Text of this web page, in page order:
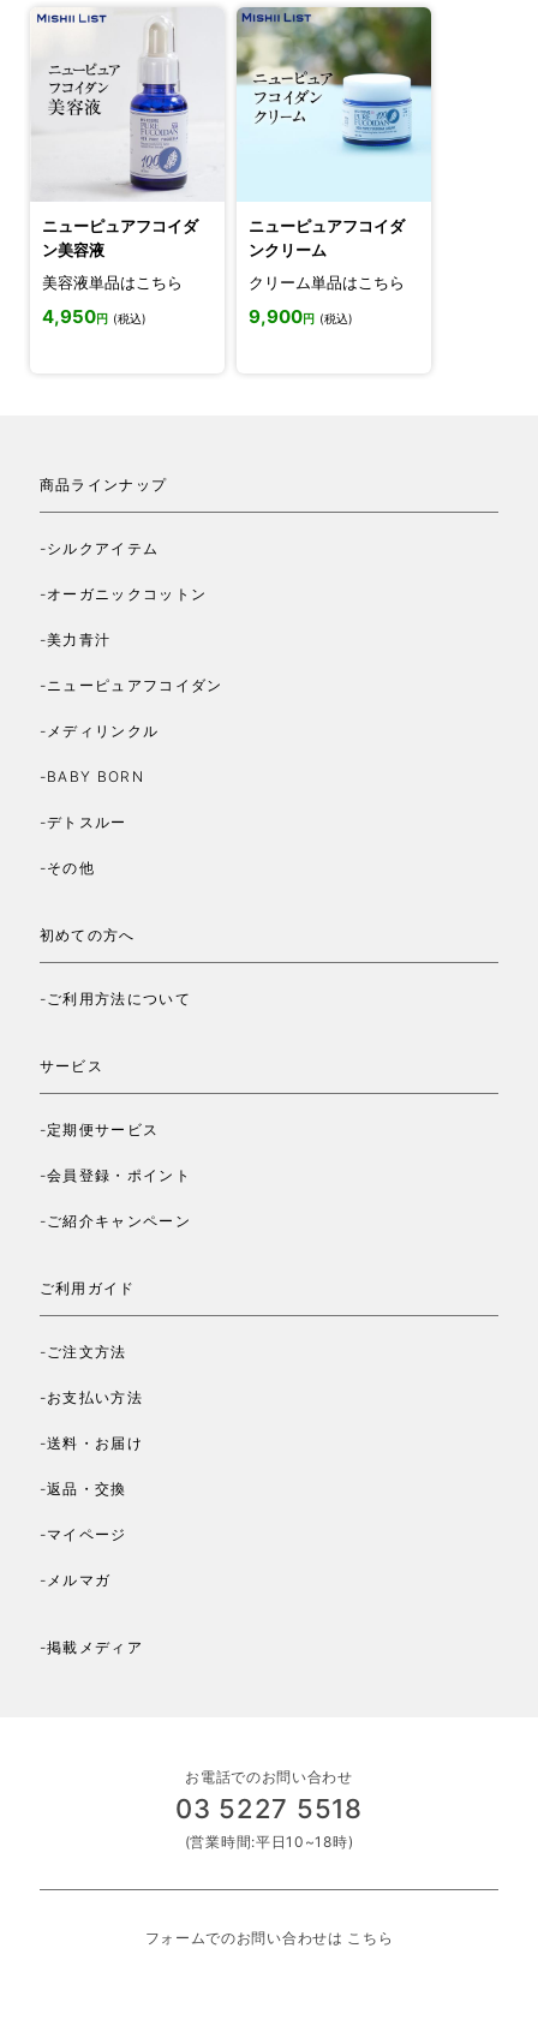
ニューピュアフコイダ
ン美容液
美容液単品はこちら
4,950円 (税込)
ニューピュアフコイダ
ンクリーム
クリーム単品はこちら
9,900円 (税込)
商品ラインナップ
-シルクアイテム
-オーガニックコットン
-美力青汁
-ニューピュアフコイダン
-メディリンクル
-BABY BORN
-デトスルー
-その他
初めての方へ
-ご利用方法について
サービス
-定期便サービス
-会員登録・ポイント
-ご紹介キャンペーン
ご利用ガイド
-ご注文方法
-お支払い方法
-送料・お届け
-返品・交換
-マイページ
-メルマガ
-掲載メディア
お電話でのお問い合わせ
03 5227 5518
(営業時間:平日10~18時)
フォームでのお問い合わせは こちら